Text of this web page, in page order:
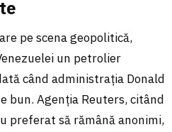
pe scena geopolitică,
un petrolier
când administrația Donald
bun. Agenția Reuters, citând
preferat să rămână anonimi,